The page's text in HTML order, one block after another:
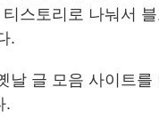
스토리로 나눠서
.
날 글 모음 사이트
.